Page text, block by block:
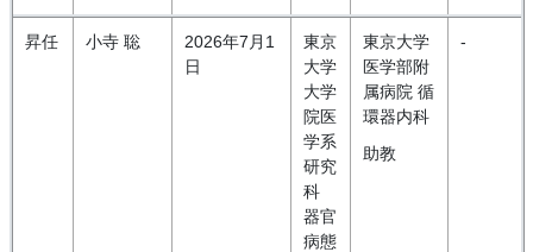
昇任 小寺 聡
2026年7月1
日
東京
大学
大学
院医
学系
研究
科
器官
病態
東京大学
医学部附
属病院 循
環器内科
助教
-